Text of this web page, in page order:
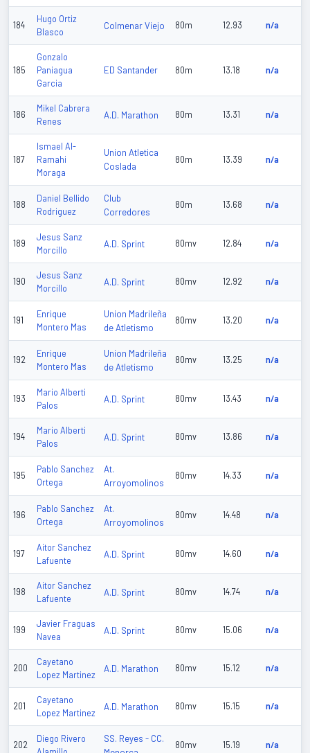
184
Hugo Ortiz
Blasco
Colmenar Viejo 80m 12.93 n/a
185
Gonzalo
Paniagua
Garcia
ED Santander 80m 13.18 n/a
186
Mikel Cabrera
Renes
A.D. Marathon 80m 13.31 n/a
187
Ismael Al-
Ramahi
Moraga
Union Atletica
Coslada
80m 13.39 n/a
188
Daniel Bellido
Rodriguez
Club
Corredores
80m 13.68 n/a
189
Jesus Sanz
Morcillo
A.D. Sprint 80mv 12.84 n/a
190
Jesus Sanz
Morcillo
A.D. Sprint 80mv 12.92 n/a
191
Enrique
Montero Mas
Union Madrileña
de Atletismo
80mv 13.20 n/a
192
Enrique
Montero Mas
Union Madrileña
de Atletismo
80mv 13.25 n/a
193
Mario Alberti
Palos
A.D. Sprint 80mv 13.43 n/a
194
Mario Alberti
Palos
A.D. Sprint 80mv 13.86 n/a
195
Pablo Sanchez
Ortega
At.
Arroyomolinos
80mv 14.33 n/a
196
Pablo Sanchez
Ortega
At.
Arroyomolinos
80mv 14.48 n/a
197
Aitor Sanchez
Lafuente
A.D. Sprint 80mv 14.60 n/a
198
Aitor Sanchez
Lafuente
A.D. Sprint 80mv 14.74 n/a
199
Javier Fraguas
Navea
A.D. Sprint 80mv 15.06 n/a
200
Cayetano
Lopez Martinez
A.D. Marathon 80mv 15.12 n/a
201
Cayetano
Lopez Martinez
A.D. Marathon 80mv 15.15 n/a
202
Diego Rivero
SS. Reyes - CC.
80mv 15.19 n/a